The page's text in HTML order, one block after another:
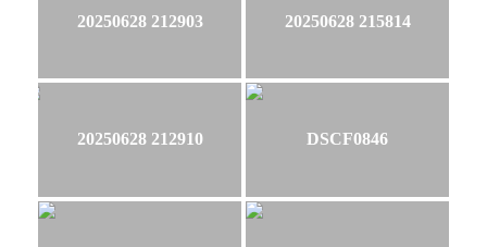
20250628 212903 20250628 215814
20250628 212910 DSCF0846